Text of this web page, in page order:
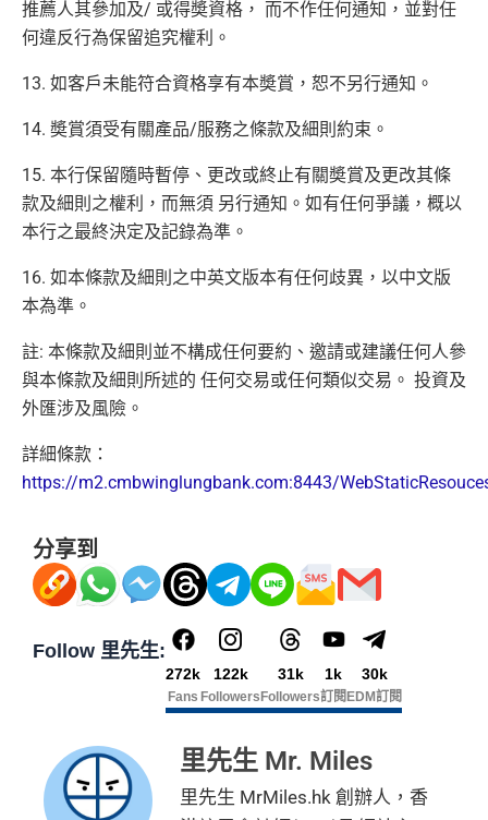
推薦人其參加及/ 或得奬資格， 而不作任何通知，並對任
何違反行為保留追究權利。
13. 如客戶未能符合資格享有本奬賞，恕不另行通知。
14. 奬賞須受有關產品/服務之條款及細則約束。
15. 本行保留隨時暫停、更改或終止有關奬賞及更改其條
款及細則之權利，而無須 另行通知。如有任何爭議，概以
本行之最終決定及記錄為準。
16. 如本條款及細則之中英文版本有任何歧異，以中文版
本為準。
註: 本條款及細則並不構成任何要約、邀請或建議任何人參
與本條款及細則所述的 任何交易或任何類似交易。 投資及
外匯涉及風險。
詳細條款：
https://m2.cmbwinglungbank.com:8443/
分享到
Follow 里先生:
272k
Fans
122k
Followers
31k
Followers
1k
訂閱
30k
EDM訂閱
里先生 Mr. Miles
里先生 MrMiles.hk 創辦人，香